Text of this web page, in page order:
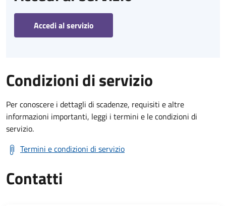
Accedi al servizio
Condizioni di servizio
Per conoscere i dettagli di scadenze, requisiti e altre
informazioni importanti, leggi i termini e le condizioni di
servizio.
Termini e condizioni di servizio
Contatti